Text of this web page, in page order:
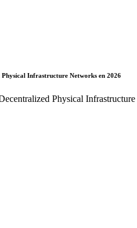
Physical Infrastructure Networks en 2026
Physical